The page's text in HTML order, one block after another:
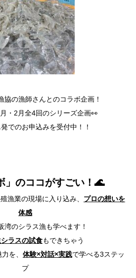
協の漁師さんとのコラボ企画！
・2月全4回のシリーズ企画👀
でのお申込みを受付中！！
」のココがすごい！ 🌊
漁業の現場に入り込み、 プロの想いを
体感
湾のシラス漁も学べます！
ラスの試食もできちゃう
を、 体験×対話×実践で学べる3ステッ
プ